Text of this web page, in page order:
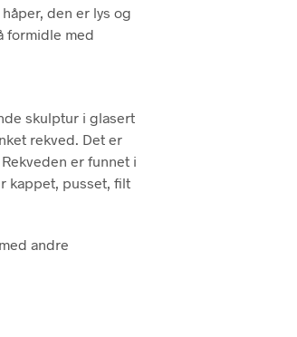
den er lys og
formidle med
skulptur i glasert
rekved. Det er
er funnet i
kappet, pusset, filt
andre